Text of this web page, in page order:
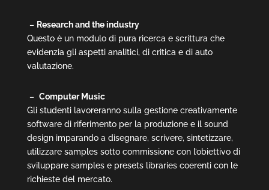
– Research and the industry
Questo è un modulo di pura ricerca e scrittura che
evidenzia gli aspetti analitici, di critica e di auto
valutazione.
– Computer Music
Gli studenti lavoreranno sulla gestione creativamente
software di riferimento per la produzione e il sound
design imparando a disegnare, scrivere, sintetizzare,
utilizzare samples sotto commissione con l’obiettivo di
sviluppare samples e presets libraries coerenti con le
richieste del mercato.